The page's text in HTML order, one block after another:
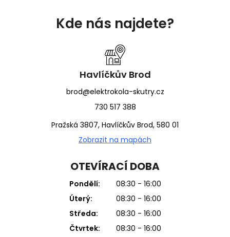
Kde nás najdete?
Havlíčkův Brod
brod@elektrokola-skutry.cz
730 517 388
Pražská 3807, Havlíčkův Brod, 580 01
Zobrazit na mapách
OTEVÍRACÍ DOBA
Pondělí:
08:30 - 16:00
Úterý:
08:30 - 16:00
Středa:
08:30 - 16:00
Čtvrtek:
08:30 - 16:00